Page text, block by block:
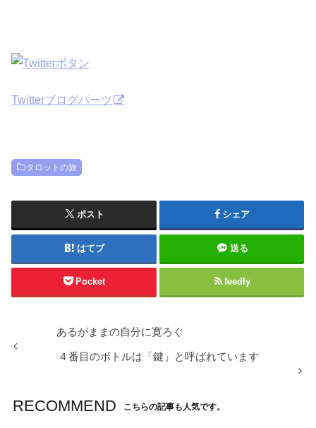
Twitterブログパーツ
タロットの旅
ポスト シェア
はてブ 送る
Pocket feedly
あるがままの自分に寛ろぐ
４番目のボトルは「鍵」と呼ばれています
RECOMMEND こちらの記事も人気です。